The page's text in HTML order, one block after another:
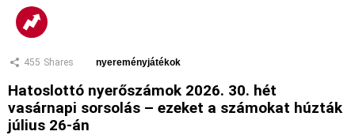
455 Shares nyereményjátékok
Hatoslottó nyerőszámok 2026. 30. hét
vasárnapi sorsolás – ezeket a számokat húzták
július 26-án